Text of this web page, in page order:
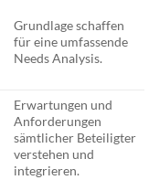
Grundlage schaffen
für eine umfassende
Needs Analysis.
Erwartungen und
Anforderungen
sämtlicher Beteiligter
verstehen und
integrieren.